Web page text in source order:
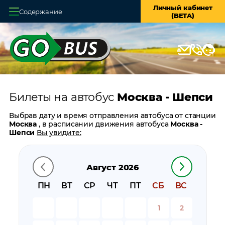
Содержание
Личный кабинет
(BETA)
Главная
О системе
Оплата и доставка
Возврат билетов
Контакты
Билеты на автобус Москва - Шепси
Август 2026
ПН
ВТ СР ЧТ ПТ СБ ВС
1 2
Выбрав дату и время отправления автобуса от станции
Москва, в расписании движения автобусаМосква -
Шепси Вы увидите:
время прибытия
время в пути
цену билета
Москва